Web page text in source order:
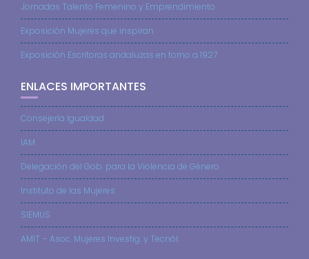
Jornadas Talento Femenino y Emprendimiento
Exposición Mujeres que inspiran
Exposición Escritoras andaluzas en torno a 1927
ENLACES IMPORTANTES
Consejería Igualdad
IAM
Delegación del Gob. para la Violencia de Género
Instituto de las Mujeres
SIEMUS
AMIT – Asoc. Mujeres Investig. y Tecnól.